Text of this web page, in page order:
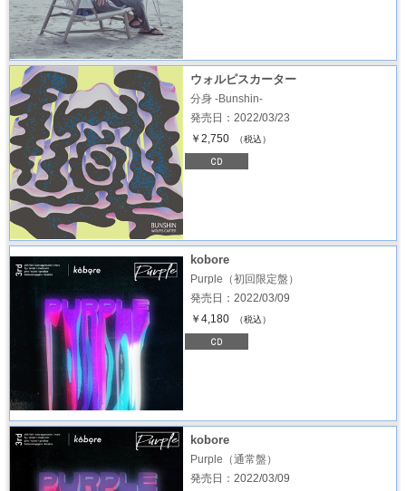
ウォルピスカーター
分身 -Bunshin-
発売日：2022/03/23
￥2,750
（税込）
kobore
Purple（初回限定盤）
発売日：2022/03/09
￥4,180
（税込）
kobore
Purple（通常盤）
発売日：2022/03/09